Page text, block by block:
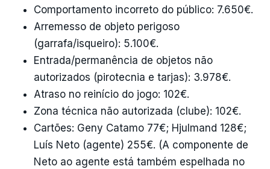
Comportamento incorreto do público: 7.650€.
Arremesso de objeto perigoso
(garrafa/isqueiro): 5.100€.
Entrada/permanência de objetos não
autorizados (pirotecnia e tarjas): 3.978€.
Atraso no reinício do jogo: 102€.
Zona técnica não autorizada (clube): 102€.
Cartões: Geny Catamo 77€; Hjulmand 128€;
Luís Neto (agente) 255€. (A componente de
Neto ao agente está também espelhada no